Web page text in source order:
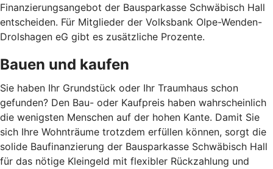
Finanzierungsangebot der Bausparkasse Schwäbisch Hall
entscheiden. Für Mitglieder der Volksbank Olpe-Wenden-
Drolshagen eG gibt es zusätzliche Prozente.
Bauen und kaufen
Sie haben Ihr Grundstück oder Ihr Traumhaus schon
gefunden? Den Bau- oder Kaufpreis haben wahrscheinlich
die wenigsten Menschen auf der hohen Kante. Damit Sie
sich Ihre Wohnträume trotzdem erfüllen können, sorgt die
solide Baufinanzierung der Bausparkasse Schwäbisch Hall
für das nötige Kleingeld mit flexibler Rückzahlung und